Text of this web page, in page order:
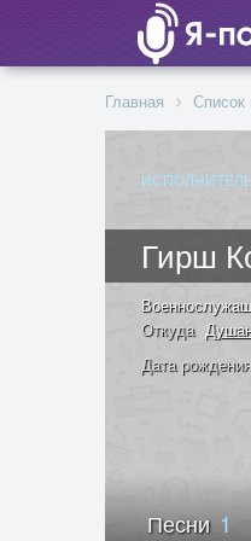
Главная Список
ИСПОЛНИТЕЛЬ
Гирш
Откуда
Дата
Песни1